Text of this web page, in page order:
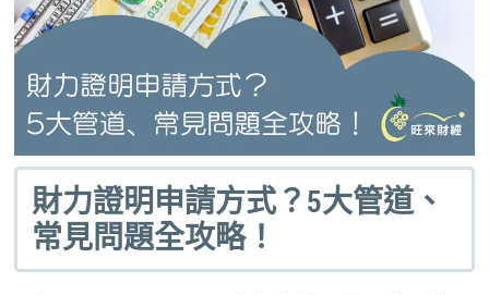
財力證明申請方式？5大管道、
常見問題全攻略！